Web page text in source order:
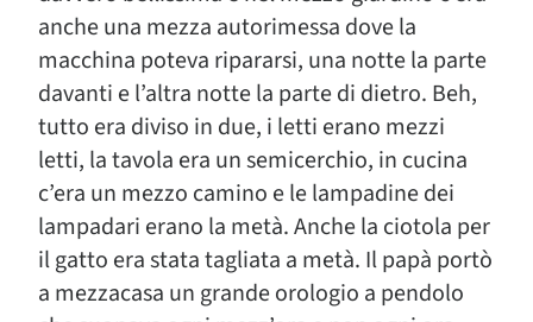
anche una mezza autorimessa dove la
macchina poteva ripararsi, una notte la parte
davanti e l’altra notte la parte di dietro. Beh,
tutto era diviso in due, i letti erano mezzi
letti, la tavola era un semicerchio, in cucina
c’era un mezzo camino e le lampadine dei
lampadari erano la metà. Anche la ciotola per
il gatto era stata tagliata a metà. Il papà portò
a mezzacasa un grande orologio a pendolo